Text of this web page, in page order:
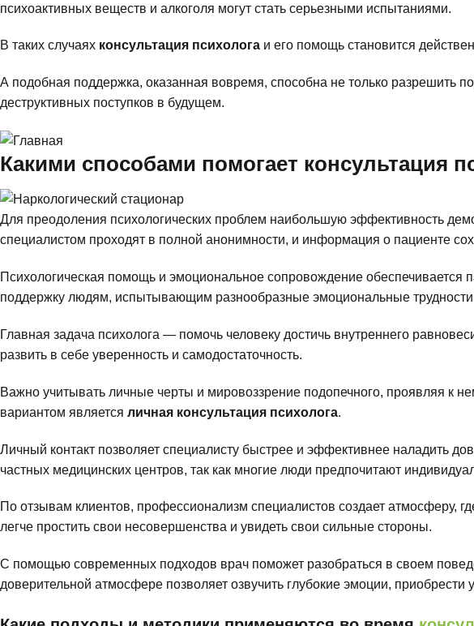
психоактивных веществ и алкоголя могут стать серьезными испытаниями.
В таких случаях консультация психолога и его помощь становится
А подобная поддержка, оказанная вовремя, способна не только разрешить
деструктивных поступков в будущем.
Какими способами помогает консультация
Для преодоления психологических проблем наибольшую эффективность
специалистом проходят в полной анонимности, и информация о пациенте
Психологическая помощь и эмоциональное сопровождение
поддержку людям, испытывающим разнообразные эмоциональные
Главная задача психолога — помочь человеку достичь внутреннего
развить в себе уверенность и самодостаточность.
Важно учитывать личные черты и мировоззрение подопечного, проявляя к
вариантом является личная консультация психолога.
Личный контакт позволяет специалисту быстрее и эффективнее наладить
частных медицинских центров, так как многие люди предпочитают
По отзывам клиентов, профессионализм специалистов создает атмосферу,
легче простить свои несовершенства и увидеть свои сильные стороны.
С помощью современных подходов врач поможет разобраться в своем
доверительной атмосфере позволяет озвучить глубокие эмоции, приобрести